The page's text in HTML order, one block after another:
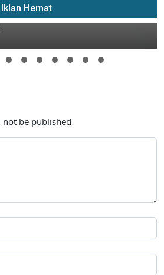
Hemat
Bojonegoro
not be published